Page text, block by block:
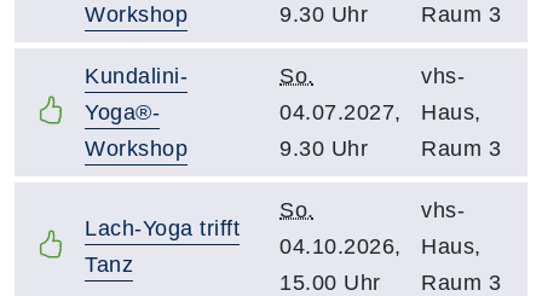
Workshop
9.30 Uhr
Raum 3
Kundalini-
Yoga®-
Workshop
So.
04.07.2027,
9.30 Uhr
vhs-
Haus,
Raum 3
Lach-Yoga trifft
Tanz
So.
04.10.2026,
15.00 Uhr
vhs-
Haus,
Raum 3